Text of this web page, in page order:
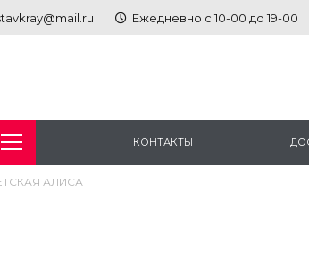
Ежедневно с 10-00 до 19-00
КОНТАКТЫ
АЛИСА